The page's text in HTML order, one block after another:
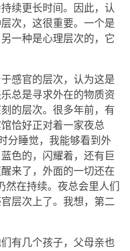
续更长时间。因此，认
次，这很重要。一个是
一种是心理层次的，它
感官的层次，认为这是
总是寻求外在的物质资
的层次。很多年前，有
恰好正对着一家夜总
分睡觉，我能够看到外
色的，闪耀着，还有巨
来了，外面的一切还在
在持续。夜总会里人们
层次上了。我想，第二
有几个孩子，父母亲也